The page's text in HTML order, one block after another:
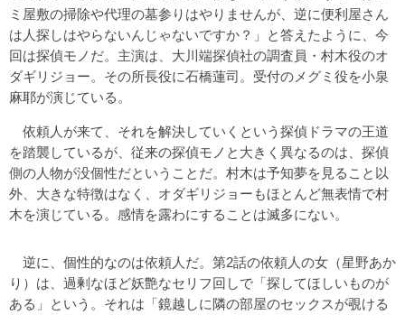
ミ屋敷の掃除や代理の墓参りはやりませんが、逆に便利屋さん
は人探しはやらないんじゃないですか？」と答えたように、今
回は探偵モノだ。主演は、大川端探偵社の調査員・村木役のオ
ダギリジョー。その所長役に石橋蓮司。受付のメグミ役を小泉
麻耶が演じている。
依頼人が来て、それを解決していくという探偵ドラマの王道
を踏襲しているが、従来の探偵モノと大きく異なるのは、探偵
側の人物が没個性だということだ。村木は予知夢を見ること以
外、大きな特徴はなく、オダギリジョーもほとんど無表情で村
木を演じている。感情を露わにすることは滅多にない。
逆に、個性的なのは依頼人だ。第2話の依頼人の女（星野あか
り）は、過剰なほど妖艶なセリフ回しで「探してほしいものが
ある」という。それは「鏡越しに隣の部屋のセックスが覗ける